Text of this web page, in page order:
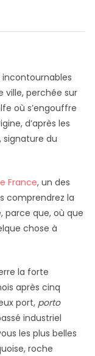
ville, perchée sur
où s’engouffre
d’après les
signature du
France, un des
comprendrez la
parce que, où que
chose à
la forte
après cinq
port, porto
industriel
les plus belles
roche